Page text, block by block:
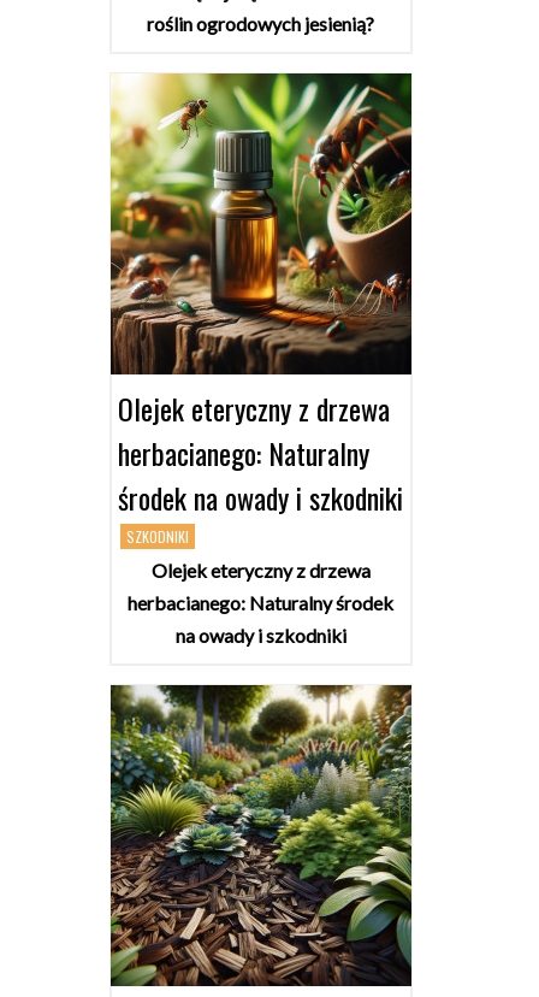
roślin ogrodowych jesienią?
Olejek eteryczny z drzewa
herbacianego: Naturalny
środek na owady i szkodniki
SZKODNIKI
Olejek eteryczny z drzewa
herbacianego: Naturalny środek
na owady i szkodniki